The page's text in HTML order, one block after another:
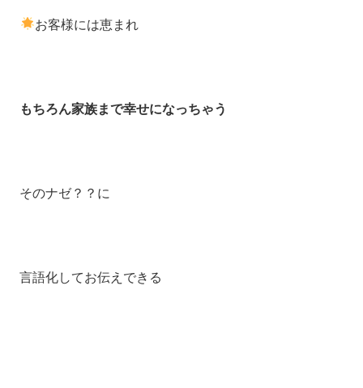
お客様には恵まれ
もちろん家族まで幸せになっちゃう
そのナゼ？？に
言語化してお伝えできる